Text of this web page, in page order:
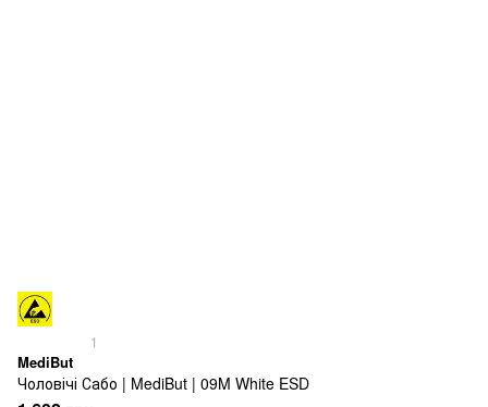
1
MediBut
Чоловічі Сабо | MediBut | 09M White ESD